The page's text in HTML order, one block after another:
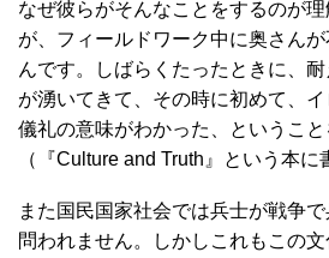
なぜ彼らがそんなことをするのが
が、フィールドワーク中に奥さん
んです。しばらくたったときに、
が湧いてきて、その時に初めて、
儀礼の意味がわかった、というこ
（『Culture and Truth』という本に
また国民国家社会では兵士が戦争
問われません。しかしこれもこの